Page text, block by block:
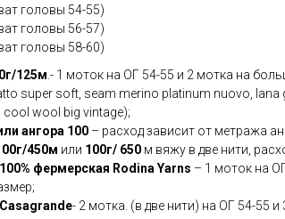
головы 54-55)
головы 56-57)
головы 58-60)
125м.- 1 моток на ОГ 54-55 и 2 мотка на
super soft, seam merino platinum nuovo,
cool wool big vintage);
ангора 100 – расход зависит от метража
450м или 100г/ 650 м вяжу в две нити,
фермерская Rodina Yarns – 1 моток на
- 2 мотка. (в две нити) на ОГ 54-55